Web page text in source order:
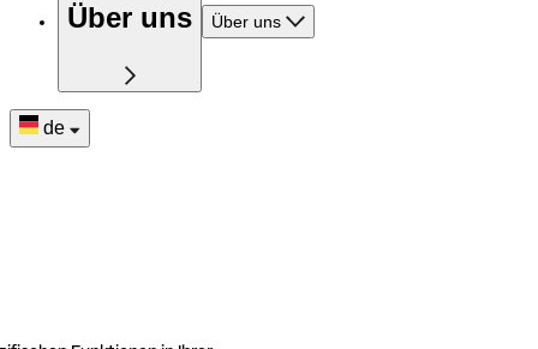
Über uns Über uns
de